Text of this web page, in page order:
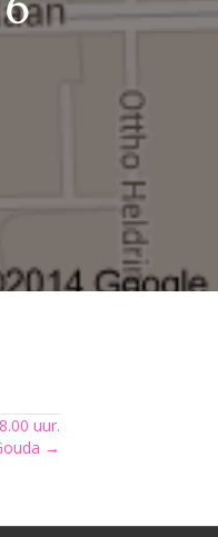
uur.
→